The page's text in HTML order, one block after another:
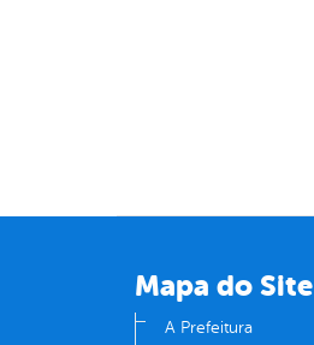
Mapa do Site
A Prefeitura